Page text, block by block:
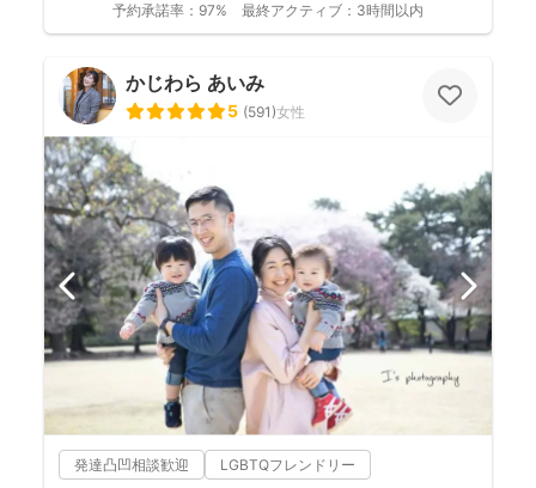
予約承諾率： 97% 最終アクティブ： 3時間以内
かじわら あいみ
5 (591)女性
発達凸凹相談歓迎 LGBTQフレンドリー